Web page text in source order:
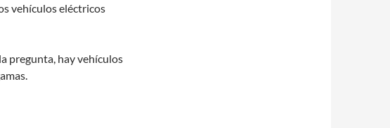
vehículos eléctricos
pregunta, hay vehículos